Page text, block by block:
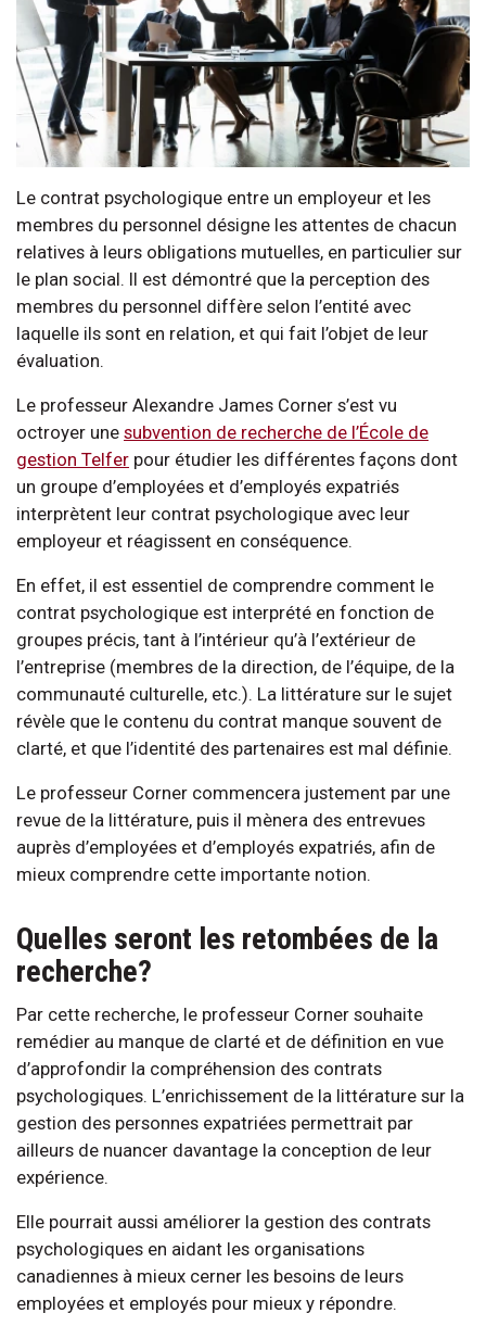
Le contrat psychologique entre un employeur et les
membres du personnel désigne les attentes de chacun
relatives à leurs obligations mutuelles, en particulier sur
le plan social. Il est démontré que la perception des
membres du personnel diffère selon l’entité avec
laquelle ils sont en relation, et qui fait l’objet de leur
évaluation.
Le professeur Alexandre James Corner s’est vu
octroyer une subvention de recherche de l’École de
gestion Telfer pour étudier les différentes façons dont
un groupe d’employées et d’employés expatriés
interprètent leur contrat psychologique avec leur
employeur et réagissent en conséquence.
En effet, il est essentiel de comprendre comment le
contrat psychologique est interprété en fonction de
groupes précis, tant à l’intérieur qu’à l’extérieur de
l’entreprise (membres de la direction, de l’équipe, de la
communauté culturelle, etc.). La littérature sur le sujet
révèle que le contenu du contrat manque souvent de
clarté, et que l’identité des partenaires est mal définie.
Le professeur Corner commencera justement par une
revue de la littérature, puis il mènera des entrevues
auprès d’employées et d’employés expatriés, afin de
mieux comprendre cette importante notion.
Quelles seront les retombées de la
recherche?
Par cette recherche, le professeur Corner souhaite
remédier au manque de clarté et de définition en vue
d’approfondir la compréhension des contrats
psychologiques. L’enrichissement de la littérature sur la
gestion des personnes expatriées permettrait par
ailleurs de nuancer davantage la conception de leur
expérience.
Elle pourrait aussi améliorer la gestion des contrats
psychologiques en aidant les organisations
canadiennes à mieux cerner les besoins de leurs
employées et employés pour mieux y répondre.